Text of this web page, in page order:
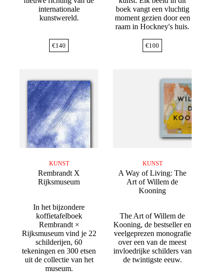
internationale
kunstwereld.
€140
boek vangt een vluchtig
moment gezien door een
raam in Hockney's huis.
€100
KUNST
Rembrandt X
Rijksmuseum
In het bijzondere
koffietafelboek
Rembrandt ×
Rijksmuseum vind je 22
schilderijen, 60
tekeningen en 300 etsen
uit de collectie van het
museum.
KUNST
A Way of Living: The
Art of Willem de
Kooning
The Art of Willem de
Kooning, de bestseller en
veelgeprezen monografie
over een van de meest
invloedrijke schilders van
de twintigste eeuw.